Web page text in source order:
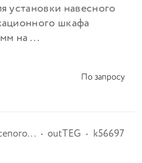
установки навесного
шкафа
на ...
По запросу
outTEG k56697